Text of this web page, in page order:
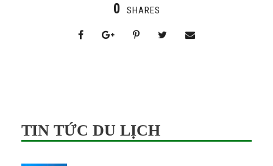
0 SHARES
TIN TỨC DU LỊCH